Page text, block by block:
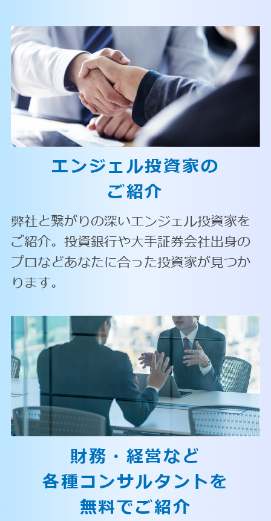
エンジェル投資家の
ご紹介
弊社と繋がりの深いエンジェル投資家を
ご紹介。投資銀行や大手証券会社出身の
プロなどあなたに合った投資家が見つか
ります。
財務・経営など
各種コンサルタントを
無料でご紹介